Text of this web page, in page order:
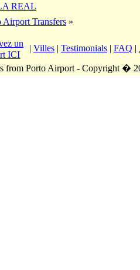
REAL
Airport Transfers »
un
ICI
| Villes | Testimonials | FAQ |
from Porto Airport - Copyright �